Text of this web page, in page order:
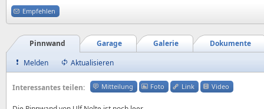
Empfehlen
Dokumente
Galerie
Garage
Pinnwand
Melden
Aktualisieren
Interessantes teilen: Mitteilung Foto Link Video